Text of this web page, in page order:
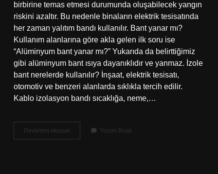
birbirine temas etmesi durumunda oluşabilecek yangın
riskini azaltır. Bu nedenle binaların elektrik tesisatında
her zaman yalıtım bandı kullanılır. Bant yanar mı?
Kullanım alanlarına göre akla gelen ilk soru ise
“Alüminyum bant yanar mı?” Yukarıda da belirttiğimiz
gibi alüminyum bant ısıya dayanıklıdır ve yanmaz. İzole
bant nerelerde kullanılır? İnşaat, elektrik tesisatı,
otomotiv ve benzeri alanlarda sıklıkla tercih edilir.
Kablo izolasyon bandı sıcaklığa, neme,…
Devamını okuyun
Bant
Yorum Bırak